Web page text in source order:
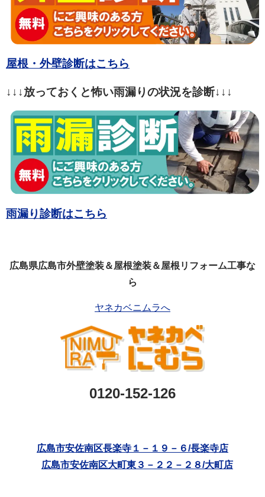
屋根・外壁診断はこちら
↓↓↓放っておくと怖い雨漏りの状況を診断↓↓↓
雨漏り診断はこちら
広島県広島市外壁塗装＆屋根塗装＆屋根リフォーム工事な
ら
ヤネカベニムラへ
0120-152-126
広島市安佐南区長楽寺１－１９－６/長楽寺店
広島市安佐南区大町東３－２２－２８/大町店